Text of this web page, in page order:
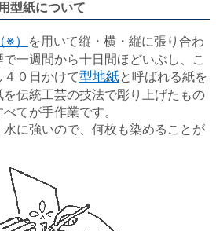
型紙について
）
を用いて縦・横・縦に張り合わ
一週間から十日間ほどいぶし、こ
０日かけて型地紙と呼ばれる紙を
伝統工芸の技法で彫り上げたもの
てが手作業です。
に強いので、何枚も染めることが